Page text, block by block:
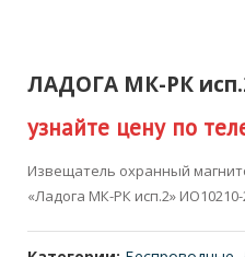
ЛАДОГА МК-РК
узнайте цену по
Извещатель охранный
«Ладога МК-РК исп.2»